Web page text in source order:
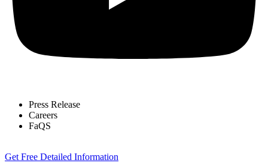
Press Release
Careers
FaQS
Get Free Detailed Information